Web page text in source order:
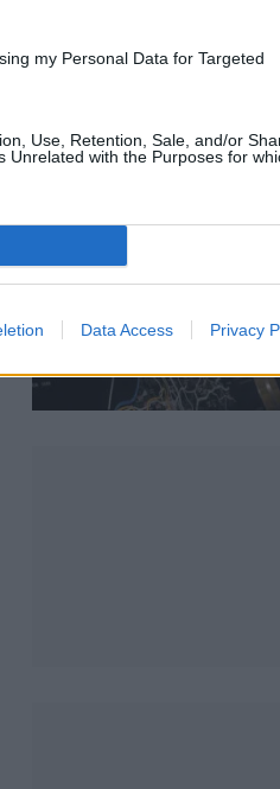
my Personal Data for Targeted
Use, Retention, Sale, and/or
Unrelated with the Purposes for
Data Access Privacy